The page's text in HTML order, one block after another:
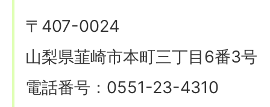
〒407-0024
山梨県韮崎市本町三丁目6番3号
電話番号：0551-23-4310